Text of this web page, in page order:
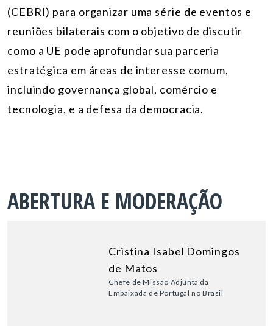
(CEBRI) para organizar uma série de eventos e
reuniões bilaterais com o objetivo de discutir
como a UE pode aprofundar sua parceria
estratégica em áreas de interesse comum,
incluindo governança global, comércio e
tecnologia, e a defesa da democracia.
ABERTURA E MODERAÇÃO
Cristina Isabel Domingos
de Matos
Chefe de Missão Adjunta da
Embaixada de Portugal no Brasil